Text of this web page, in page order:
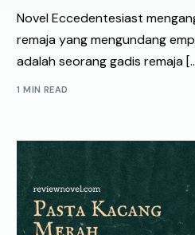
Novel Eccedentesiast
remaja yang mengundang
adalah seorang gadis remaja
1 MIN READ